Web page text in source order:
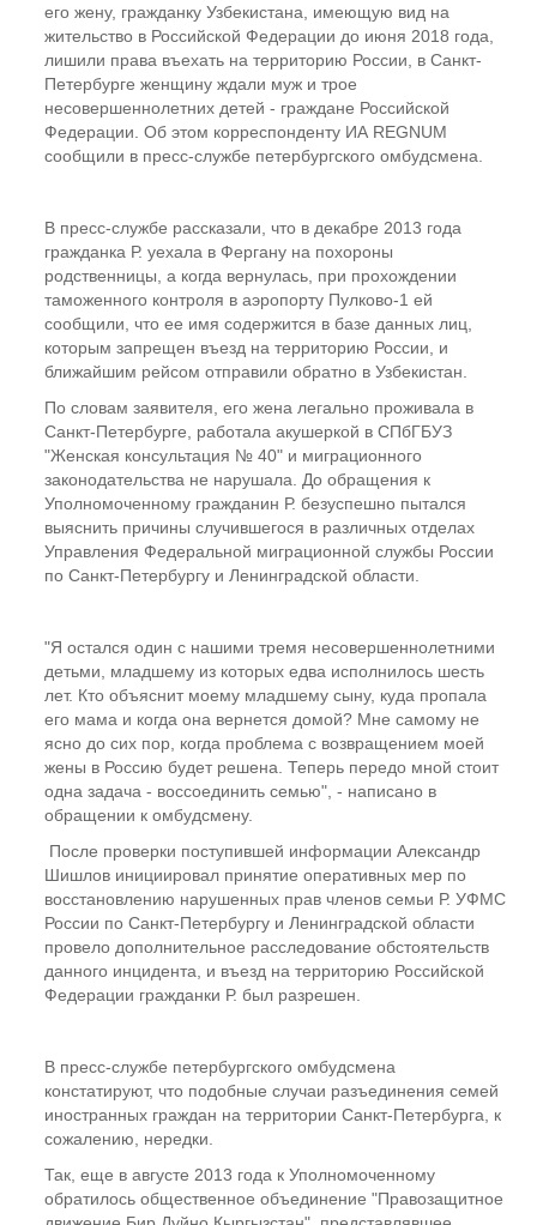
его жену, гражданку Узбекистана, имеющую вид на
жительство в Российской Федерации до июня 2018 года,
лишили права въехать на территорию России, в Санкт-
Петербурге женщину ждали муж и трое
несовершеннолетних детей - граждане Российской
Федерации. Об этом корреспонденту ИА REGNUM
сообщили в пресс-службе петербургского омбудсмена.
В пресс-службе рассказали, что в декабре 2013 года
гражданка Р. уехала в Фергану на похороны
родственницы, а когда вернулась, при прохождении
таможенного контроля в аэропорту Пулково-1 ей
сообщили, что ее имя содержится в базе данных лиц,
которым запрещен въезд на территорию России, и
ближайшим рейсом отправили обратно в Узбекистан.
По словам заявителя, его жена легально проживала в
Санкт-Петербурге, работала акушеркой в СПбГБУЗ
"Женская консультация № 40" и миграционного
законодательства не нарушала. До обращения к
Уполномоченному гражданин Р. безуспешно пытался
выяснить причины случившегося в различных отделах
Управления Федеральной миграционной службы России
по Санкт-Петербургу и Ленинградской области.
"Я остался один с нашими тремя несовершеннолетними
детьми, младшему из которых едва исполнилось шесть
лет. Кто объяснит моему младшему сыну, куда пропала
его мама и когда она вернется домой? Мне самому не
ясно до сих пор, когда проблема с возвращением моей
жены в Россию будет решена. Теперь передо мной стоит
одна задача - воссоединить семью", - написано в
обращении к омбудсмену.
После проверки поступившей информации Александр
Шишлов инициировал принятие оперативных мер по
восстановлению нарушенных прав членов семьи Р. УФМС
России по Санкт-Петербургу и Ленинградской области
провело дополнительное расследование обстоятельств
данного инцидента, и въезд на территорию Российской
Федерации гражданки Р. был разрешен.
В пресс-службе петербургского омбудсмена
констатируют, что подобные случаи разъединения семей
иностранных граждан на территории Санкт-Петербурга, к
сожалению, нередки.
Так, еще в августе 2013 года к Уполномоченному
обратилось общественное объединение "Правозащитное